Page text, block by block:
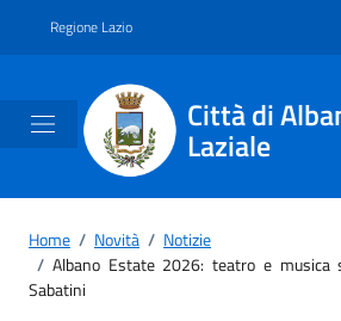
Regione Lazio
Città di
Laziale
Home / Novità / Notizie
/ Albano Estate 2026: teatro e musica
Sabatini